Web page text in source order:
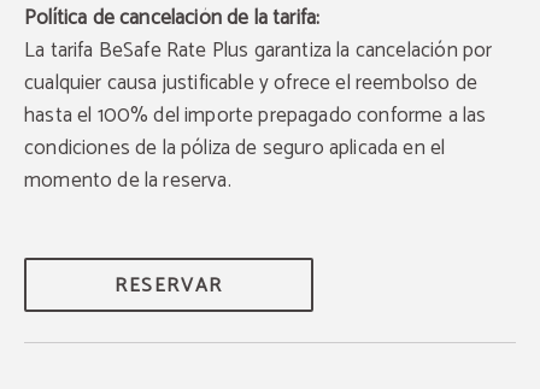
Política de cancelación de la tarifa:
La tarifa BeSafe Rate Plus garantiza la cancelación por
cualquier causa justificable y ofrece el reembolso de
hasta el 100% del importe prepagado conforme a las
condiciones de la póliza de seguro aplicada en el
momento de la reserva.
RESERVAR